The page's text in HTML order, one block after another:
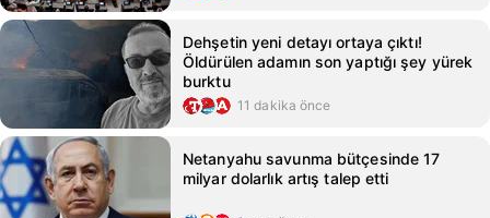
Dehşetin yeni detayı ortaya çıktı!
Öldürülen adamın son yaptığı şey yürek
burktu
11 dakika önce
Netanyahu savunma bütçesinde 17
milyar dolarlık artış talep etti